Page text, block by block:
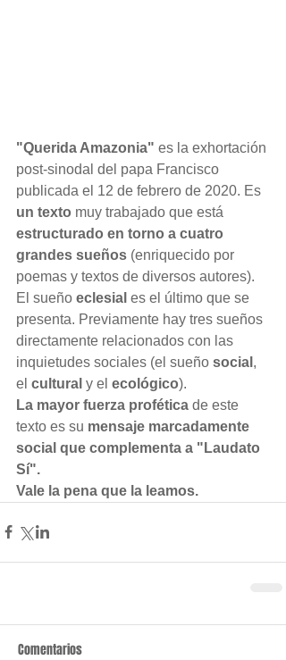
"Querida Amazonia" es la exhortación
post-sinodal del papa Francisco
publicada el 12 de febrero de 2020. Es
un texto muy trabajado que está
estructurado en torno a cuatro
grandes sueños (enriquecido por
poemas y textos de diversos autores).
El sueño eclesial es el último que se
presenta. Previamente hay tres sueños
directamente relacionados con las
inquietudes sociales (el sueño social ,
el cultural y el ecológico).
La mayor fuerza profética de este
texto es su mensaje marcadamente
social que complementa a "Laudato
Sí".
Vale la pena que la leamos.
Comentarios